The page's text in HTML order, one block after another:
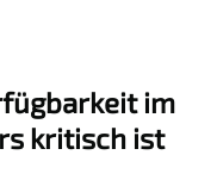
im
kritisch ist